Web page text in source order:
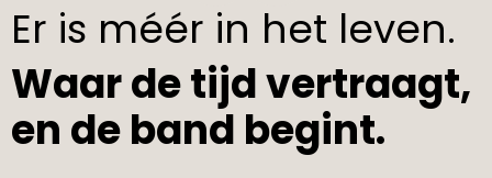
Er is méér in het leven.
Waar de tijd vertraagt,
en de band begint.